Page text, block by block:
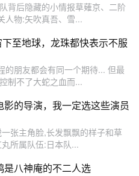
背后隐藏的小情报草薙京、二阶
人物:矢吹真吾、雪...
至地球，龙珠都快表示不服
的朋友都会有同一个期待... 但最
制不了大蛇之血而...
的导演，我一定选这些演员
张主角脸,长发飘飘的样子和草
所属队伍:日本队...
是八神庵的不二人选